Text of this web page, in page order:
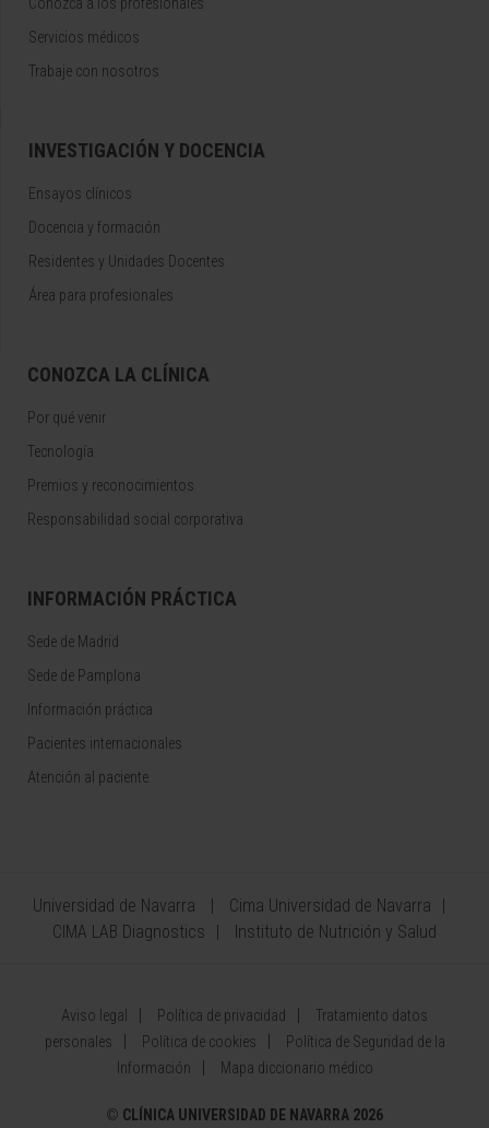
Conozca a los profesionales
Servicios médicos
Trabaje con nosotros
INVESTIGACIÓN Y DOCENCIA
Ensayos clínicos
Docencia y formación
Residentes y Unidades Docentes
Área para profesionales
CONOZCA LA CLÍNICA
Por qué venir
Tecnología
Premios y reconocimientos
Responsabilidad social corporativa
INFORMACIÓN PRÁCTICA
Sede de Madrid
Sede de Pamplona
Información práctica
Pacientes internacionales
Atención al paciente
Universidad de Navarra
Cima Universidad de Navarra
CIMA LAB Diagnostics
Instituto de Nutrición y Salud
Aviso legal Política de privacidad
Tratamiento datos
personales
Política de cookies
Política de Seguridad de la
Información
Mapa diccionario médico
© CLÍNICA UNIVERSIDAD DE NAVARRA 2026